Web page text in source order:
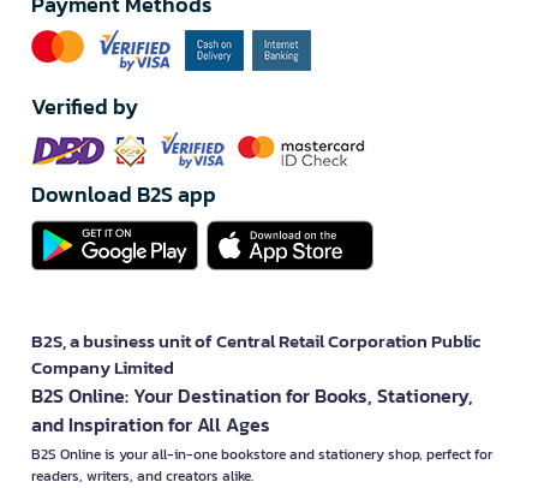
Verified by
Download B2S app
B2S, a business unit of Central Retail Corporation Public
Company Limited
B2S Online: Your Destination for Books, Stationery,
and Inspiration for All Ages
B2S Online is your all-in-one bookstore and stationery shop, perfect for
readers, writers, and creators alike.